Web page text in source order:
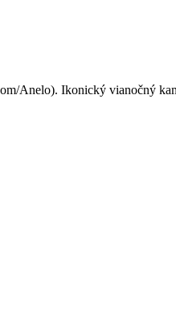
Anelo). Ikonický vianočný